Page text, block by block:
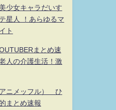
少女キャラだいす
星人 ！あらゆるマ
ト
まとめ速
人の介護生活！激
ニメッフル） ひ
まとめ速報